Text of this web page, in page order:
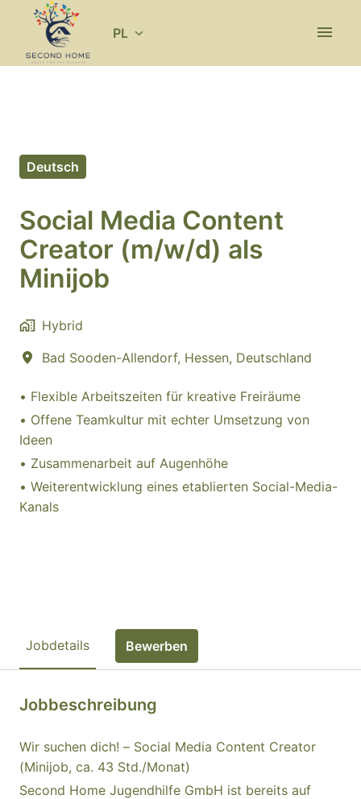
zawartościStrona główna PL
Deutsch
Social Media Content
Creator (m/w/d) als
Minijob
Hybrid
Bad Sooden-Allendorf, Hessen, Deutschland
• Flexible Arbeitszeiten für kreative Freiräume
• Offene Teamkultur mit echter Umsetzung von
Ideen
• Zusammenarbeit auf Augenhöhe
• Weiterentwicklung eines etablierten Social-Media-
Kanals
Jobdetails Bewerben
Jobbeschreibung
Wir suchen dich! – Social Media Content Creator
(Minijob, ca. 43 Std./Monat)
Second Home Jugendhilfe GmbH ist bereits auf